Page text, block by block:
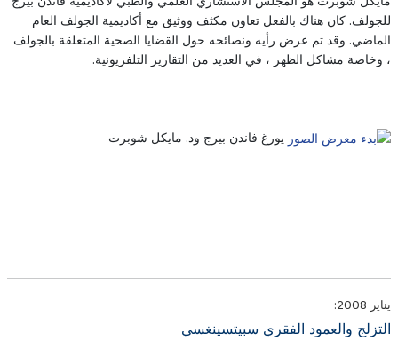
للجولف. كان هناك بالفعل تعاون مكثف ووثيق مع أكاديمية الجولف العام
الماضي. وقد تم عرض رأيه ونصائحه حول القضايا الصحية المتعلقة بالجولف
، وخاصة مشاكل الظهر ، في العديد من التقارير التلفزيونية.
يورغ فاندن بيرج ود. مايكل شوبرت
يناير 2008:
التزلج والعمود الفقري سبيتسينغسي